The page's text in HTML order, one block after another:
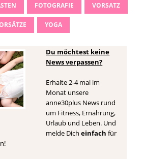
FOTOGRAFIE VORSATZ
YOGA
Du möchtest keine
News verpassen?
Erhalte 2-4 mal im
Monat unsere
anne30plus News rund
um Fitness, Ernährung,
Urlaub und Leben. Und
melde Dicheinfach für